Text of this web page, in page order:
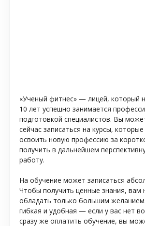
«Ученый фитнес» — лицей, который
10 лет успешно занимается
подготовкой специалистов. Вы
сейчас записаться на курсы,
освоить новую профессию за
получить в дальнейшем
работу.
На обучение может записаться
Чтобы получить ценные знания, вам
обладать только большим
гибкая и удобная — если у вас нет
сразу же оплатить обучение, вы